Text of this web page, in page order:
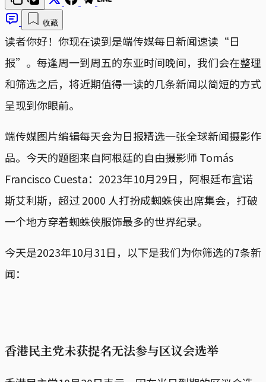
收藏
读者你好！你现在读到是端传媒每日新闻速读“日
报”。每逢周一到周五的东亚时间晚间，我们会在整理
和筛选之后，将近期值得一读的几条新闻以简短的方式
呈现到你眼前。
端传媒图片编辑每天会为日报精选一张全球新闻摄影作
品。今天的题图来自阿根廷的自由摄影师 Tomás
Francisco Cuesta：2023年10月29日，阿根廷布宜诺
斯艾利斯，超过 2000 人打扮成蜘蛛侠出席集会，打破
一个地方穿着蜘蛛侠服饰最多的世界纪录。
今天是2023年10月31日，以下是我们为你筛选的7条新
闻：
香港民主党未获提名无法参与区议会选举